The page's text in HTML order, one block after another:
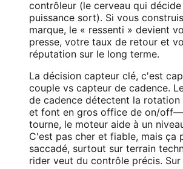
contrôleur (le cerveau qui
puissance sort). Si vous
marque, le « ressenti » devient
presse, votre taux de retour et
réputation sur le long terme.
La décision capteur clé, c'est
couple vs capteur de cadence.
de cadence détectent la rotation
et font en gros office de on/
tourne, le moteur aide à un
C'est pas cher et fiable, mais ça
saccadé, surtout sur terrain
rider veut du contrôle précis.